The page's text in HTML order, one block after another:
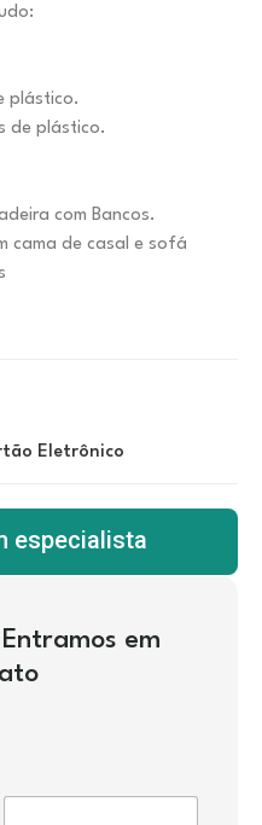
plástico.
de plástico.
com Bancos.
cama de casal e sofá
Eletrônico
especialista
em